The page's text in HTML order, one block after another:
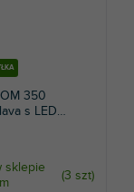
350
s LED
sklepie
(3 szt)